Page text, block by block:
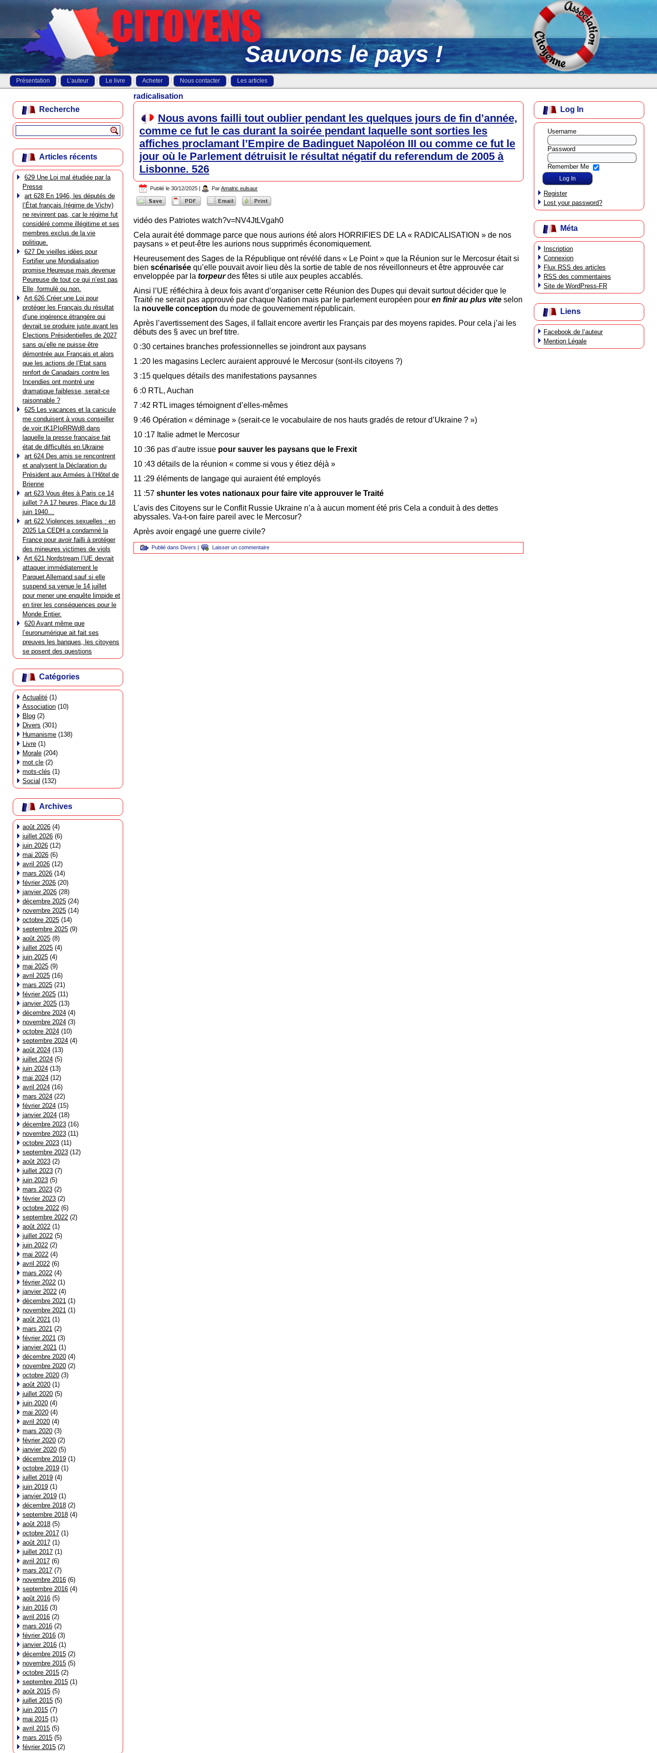
Sauvons le pays !
Présentation L’auteur Le livre Acheter Nous contacter Les articles
Recherche
Articles récents
629 Une Loi mal étudiée par la
Presse
art 628 En 1946, les députés de
l’État français (régime de Vichy)
ne revinrent pas, car le régime fut
considéré comme illégitime et ses
membres exclus de la vie
politique.
627 De vieilles idées pour
Fortifier une Mondialisation
promise Heureuse mais devenue
Peureuse de tout ce qui n’est pas
Elle, formulé ou non.
Art 626 Créer une Loi pour
protéger les Français du résultat
d’une ingérence étrangère qui
devrait se produire juste avant les
Elections Présidentielles de 2027
sans qu’elle ne puisse être
démontrée aux Français et alors
que les actions de l’Etat sans
renfort de Canadairs contre les
Incendies ont montré une
dramatique faiblesse, serait-ce
raisonnable ?
625 Les vacances et la canicule
me conduisent à vous conseiller
de voir tK1PIoRRWd8 dans
laquelle la presse française fait
état de difficultés en Ukraine
art 624 Des amis se rencontrent
et analysent la Déclaration du
Président aux Armées à l’Hôtel de
Brienne
art 623 Vous êtes à Paris ce 14
juillet ? A 17 heures, Place du 18
juin 1940…
art 622 Violences sexuelles : en
2025 La CEDH a condamné la
France pour avoir failli à protéger
des mineures victimes de viols
Art 621 Nordstream l’UE devrait
attaquer immédiatement le
Parquet Allemand sauf si elle
suspend sa venue le 14 juillet
pour mener une enquête limpide et
en tirer les conséquences pour le
Monde Entier.
620 Avant même que
l’euronumérique ait fait ses
preuves les banques, les citoyens
se posent des questions
Catégories
Actualité (1)
Association (10)
Blog (2)
Divers (301)
Humanisme (138)
Livre (1)
Morale (204)
mot cle (2)
mots-clés (1)
Social (132)
Archives
août 2026 (4)
juillet 2026 (6)
juin 2026 (12)
mai 2026 (6)
avril 2026 (12)
mars 2026 (14)
février 2026 (20)
janvier 2026 (28)
décembre 2025 (24)
novembre 2025 (14)
octobre 2025 (14)
septembre 2025 (9)
août 2025 (8)
juillet 2025 (4)
juin 2025 (4)
mai 2025 (9)
avril 2025 (16)
mars 2025 (21)
février 2025 (11)
janvier 2025 (13)
décembre 2024 (4)
novembre 2024 (3)
octobre 2024 (10)
septembre 2024 (4)
août 2024 (13)
juillet 2024 (5)
juin 2024 (13)
mai 2024 (12)
avril 2024 (16)
mars 2024 (22)
février 2024 (15)
janvier 2024 (18)
décembre 2023 (16)
novembre 2023 (11)
octobre 2023 (11)
septembre 2023 (12)
août 2023 (2)
juillet 2023 (7)
juin 2023 (5)
mars 2023 (2)
février 2023 (2)
octobre 2022 (6)
septembre 2022 (2)
août 2022 (1)
juillet 2022 (5)
juin 2022 (2)
mai 2022 (4)
avril 2022 (6)
mars 2022 (4)
février 2022 (1)
janvier 2022 (4)
décembre 2021 (1)
novembre 2021 (1)
août 2021 (1)
mars 2021 (2)
février 2021 (3)
janvier 2021 (1)
décembre 2020 (4)
novembre 2020 (2)
octobre 2020 (3)
août 2020 (1)
juillet 2020 (5)
juin 2020 (4)
mai 2020 (4)
avril 2020 (4)
mars 2020 (3)
février 2020 (2)
janvier 2020 (5)
décembre 2019 (1)
octobre 2019 (1)
juillet 2019 (4)
juin 2019 (1)
janvier 2019 (1)
décembre 2018 (2)
septembre 2018 (4)
août 2018 (5)
octobre 2017 (1)
août 2017 (1)
juillet 2017 (1)
avril 2017 (6)
mars 2017 (7)
novembre 2016 (6)
septembre 2016 (4)
août 2016 (5)
juin 2016 (3)
avril 2016 (2)
mars 2016 (2)
février 2016 (3)
janvier 2016 (1)
décembre 2015 (2)
novembre 2015 (5)
octobre 2015 (2)
septembre 2015 (1)
août 2015 (5)
juillet 2015 (5)
juin 2015 (7)
mai 2015 (1)
avril 2015 (5)
mars 2015 (5)
février 2015 (2)
radicalisation
Nous avons failli tout oublier pendant les quelques jours de fin d’année,
comme ce fut le cas durant la soirée pendant laquelle sont sorties les
affiches proclamant l’Empire de Badinguet Napoléon III ou comme ce fut le
jour où le Parlement détruisit le résultat négatif du referendum de 2005 à
Lisbonne. 526
Publié le 30/12/2025 | ParAmalric eulsaur
vidéo des Patriotes watch?v=NV4JtLVgah0
Cela aurait été dommage parce que nous aurions été alors HORRIFIES DE LA « RADICALISATION » de nos
paysans » et peut-être les aurions nous supprimés économiquement.
Heureusement des Sages de la République ont révélé dans « Le Point » que la Réunion sur le Mercosur était si
bien scénarisée qu’elle pouvait avoir lieu dès la sortie de table de nos réveillonneurs et être approuvée car
enveloppée par la torpeurdes fêtes si utile aux peuples accablés.
Ainsi l’UE réfléchira à deux fois avant d’organiser cette Réunion des Dupes qui devait surtout décider que le
Traité ne serait pas approuvé par chaque Nation mais par le parlement européen pour en finir au plus vite selon
la nouvelle conception du mode de gouvernement républicain.
Après l’avertissement des Sages, il fallait encore avertir les Français par des moyens rapides. Pour cela j’ai les
débuts des § avec un bref titre.
0 :30 certaines branches professionnelles se joindront aux paysans
1 :20 les magasins Leclerc auraient approuvé le Mercosur (sont-ils citoyens ?)
3 :15 quelques détails des manifestations paysannes
6 :0 RTL, Auchan
7 :42 RTL images témoignent d’elles-mêmes
9 :46 Opération « déminage » (serait-ce le vocabulaire de nos hauts gradés de retour d’Ukraine ? »)
10 :17 Italie admet le Mercosur
10 :36 pas d’autre issue pour sauver les paysans que le Frexit
10 :43 détails de la réunion « comme si vous y étiez déjà »
11 :29 éléments de langage qui auraient été employés
11 :57 shunter les votes nationaux pour faire vite approuver le Traité
L’avis des Citoyens sur le Conflit Russie Ukraine n’a à aucun moment été pris Cela a conduit à des dettes
abyssales. Va-t-on faire pareil avec le Mercosur?
Après avoir engagé une guerre civile?
Publié dans Divers | Laisser un commentaire
Log In
Username
Password
Remember Me
Register
Lost your password?
Méta
Inscription
Connexion
Flux RSS des articles
RSS des commentaires
Site de WordPress-FR
Liens
Facebook de l’auteur
Mention Légale